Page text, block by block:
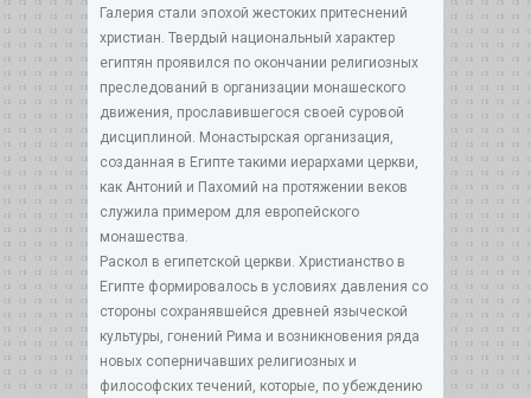
Галерия стали эпохой жестоких притеснений
христиан. Твердый национальный характер
египтян проявился по окончании религиозных
преследований в организации монашеского
движения, прославившегося своей суровой
дисциплиной. Монастырская организация,
созданная в Египте такими иерархами церкви,
как Антоний и Пахомий на протяжении веков
служила примером для европейского
монашества.
Раскол в египетской церкви. Христианство в
Египте формировалось в условиях давления со
стороны сохранявшейся древней языческой
культуры, гонений Рима и возникновения ряда
новых соперничавших религиозных и
философских течений, которые, по убеждению